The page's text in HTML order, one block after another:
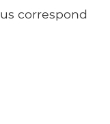
correspond